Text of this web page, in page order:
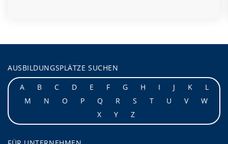
AUSBILDUNGSPLÄTZE SUCHEN
A
B C D E F G H I J K
L
M
N O P Q R S T U V
W
X
Y Z